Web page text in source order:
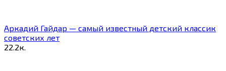
Аркадий Гайдар — самый известный детский классик
советских лет
22.2к.